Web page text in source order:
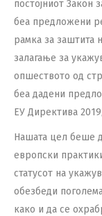
постојниот Закон
беа предложени
рамка за заштита
залагање за
опшеството од
беа дадени
ЕУ Директива
Нашата цел беше
европски
статусот на
обезбеди
како и да се